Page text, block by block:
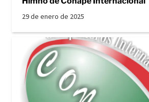
29 de enero de 2025